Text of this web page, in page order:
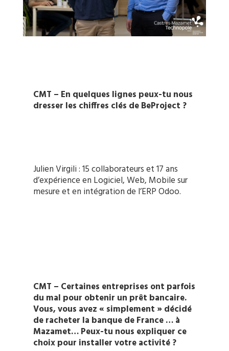
CMT – En quelques lignes peux-tu nous
dresser les chiffres clés de BeProject ?
Julien Virgili : 15 collaborateurs et 17 ans
d’expérience en Logiciel, Web, Mobile sur
mesure et en intégration de l’ERP Odoo.
CMT – Certaines entreprises ont parfois
du mal pour obtenir un prêt bancaire.
Vous, vous avez « simplement » décidé
de racheter la banque de France … à
Mazamet… Peux-tu nous expliquer ce
choix pour installer votre activité ?